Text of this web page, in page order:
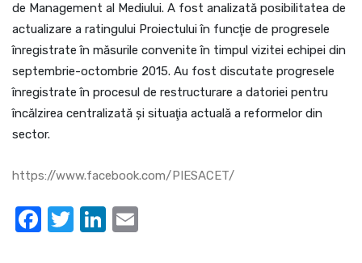
de Management al Mediului. A fost analizată posibilitatea de
actualizare a ratingului Proiectului în funcţie de progresele
înregistrate în măsurile convenite în timpul vizitei echipei din
septembrie-octombrie 2015. Au fost discutate progresele
înregistrate în procesul de restructurare a datoriei pentru
încălzirea centralizată şi situaţia actuală a reformelor din
sector.
https://www.facebook.com/PIESACET/
Facebook
TwitterLinkedIn